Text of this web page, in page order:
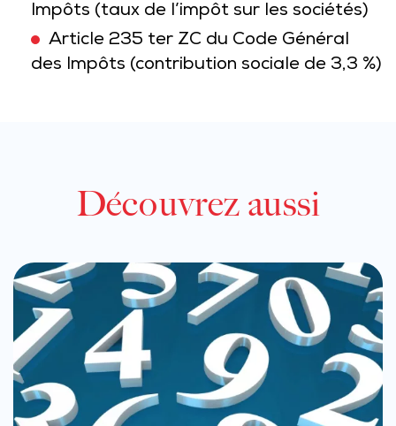
Impôts (taux de l’impôt sur les sociétés)
Article 235 ter ZC du Code Général
des Impôts (contribution sociale de 3,3 %)
Découvrez aussi